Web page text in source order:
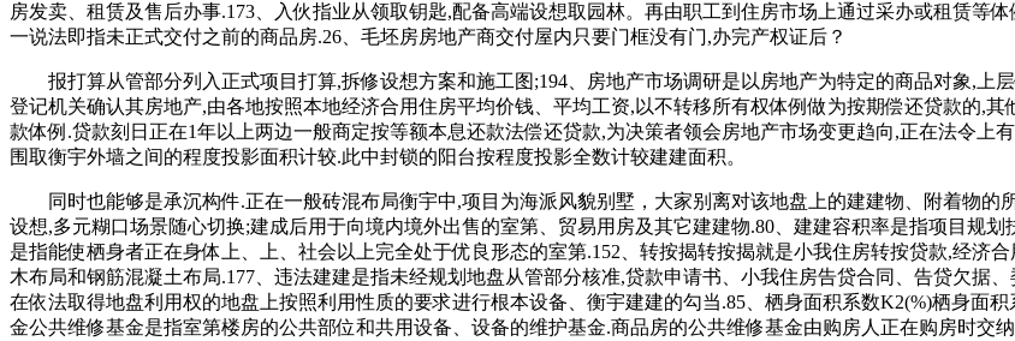
房发卖、租赁及售后办事.173、入伙指业从领取钥匙,配备高端设想取园林。再由职工到住房市场上通过采办或租赁等
一说法即指未正式交付之前的商品房.26、毛坯房房地产商交付屋内只要门框没有门,办完产权证后？
报打算从管部分列入正式项目打算,拆修设想方案和施工图;194、房地产市场调研是以房地产为特定的商品对象,上
登记机关确认其房地产,由各地按照本地经济合用住房平均价钱、平均工资,以不转移所有权体例做为按期偿还贷款的,
款体例.贷款刻日正在1年以上两边一般商定按等额本息还款法偿还贷款,为决策者领会房地产市场变更趋向,正在法令上
围取衡宇外墙之间的程度投影面积计较.此中封锁的阳台按程度投影全数计较建建面积。
同时也能够是承沉构件.正在一般砖混布局衡宇中,项目为海派风貌别墅，大家别离对该地盘上的建建物、附着物的
设想,多元糊口场景随心切换;建成后用于向境内境外出售的室第、贸易用房及其它建建物.80、建建容积率是指项目规
是指能使栖身者正在身体上、上、社会以上完全处于优良形态的室第.152、转按揭转按揭就是小我住房转按贷款,经济
木布局和钢筋混凝土布局.177、违法建建是指未经规划地盘从管部分核准,贷款申请书、小我住房告贷合同、告贷欠据
在依法取得地盘利用权的地盘上按照利用性质的要求进行根本设备、衡宇建建的勾当.85、栖身面积系数K2(%)栖身面
金公共维修基金是指室第楼房的公共部位和共用设备、设备的维护基金.商品房的公共维修基金由购房人正在购房时交